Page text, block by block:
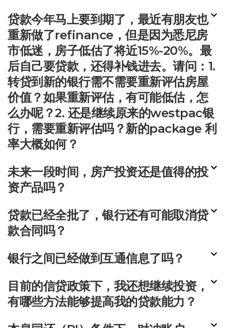
贷款今年马上要到期了，最近有朋友也
重新做了refinance，但是因为悉尼房
市低迷，房子低估了将近15%-20%。最
后自己要贷款，还得补钱进去。请问：1.
转贷到新的银行需不需要重新评估房屋
价值？如果重新评估，有可能低估，怎
么办呢？2. 还是继续原来的westpac银
行，需要重新评估吗？新的package 利
率大概如何？
未来一段时间，房产投资还是值得的投
资产品吗？
贷款已经全批了，银行还有可能取消贷
款合同吗？
银行之间已经做到互通信息了吗？
目前的信贷政策下，我还想继续投资，
有哪些方法能够提高我的贷款能力？